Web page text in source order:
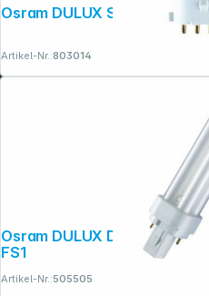
Artikel-Nr.:803014
Osram DULUX D Energiesparlampe 26W/
FS1
Artikel-Nr.:505505